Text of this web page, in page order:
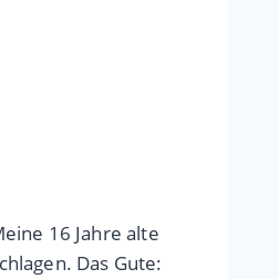
16 Jahre alte
Das Gute: